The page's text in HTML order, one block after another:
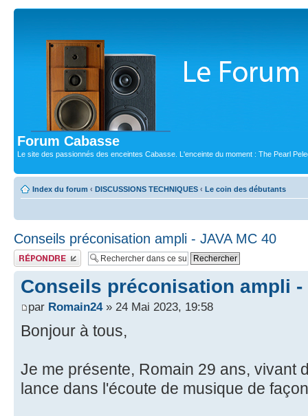
Forum Cabasse
Le site des passionnés des enceintes Cabasse. L'enceinte du moment : The Pearl
Index du forum ‹ DISCUSSIONS TECHNIQUES ‹ Le coin des débutants
Conseils préconisation ampli - JAVA MC 40
Publier une réponse
Conseils préconisation ampli -
par Romain24» 24 Mai 2023, 19:58
Bonjour à tous,
Je me présente, Romain 29 ans, vivant
lance dans l'écoute de musique de